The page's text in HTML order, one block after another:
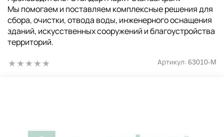
Мы помогаем и поставляем комплексные решения для
сбора, очистки, отвода воды, инженерного оснащения
зданий, искусственных сооружений и благоустройства
территорий.
Артикул: 63010-М